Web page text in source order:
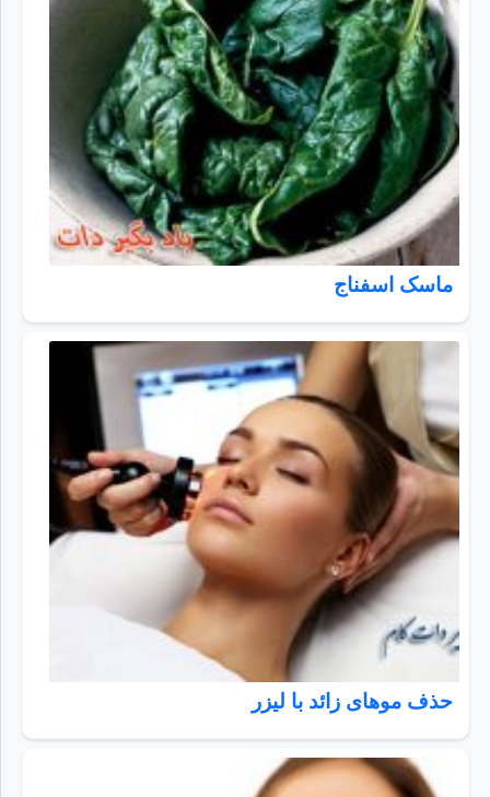
ماسک اسفناج
حذف موهای زائد با لیزر